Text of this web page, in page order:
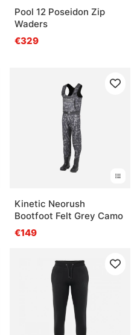
Pool 12 Poseidon Zip
Waders
€329
Kinetic Neorush
Bootfoot Felt Grey Camo
€149